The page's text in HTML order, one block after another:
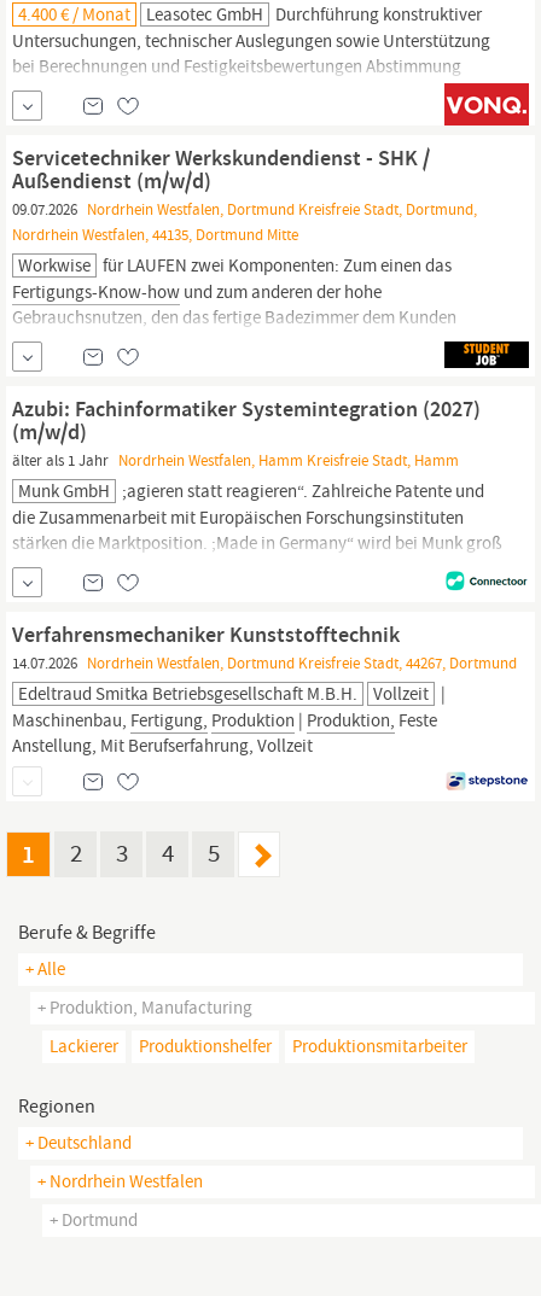
4.400 € / Monat Leasotec GmbH Durchführung konstruktiver
Untersuchungen, technischer Auslegungen sowie Unterstützung
bei Berechnungen und Festigkeitsbewertungen Abstimmung
technischer Lösungen mit internen Schnittstellen wie
Fertigung,
Einkauf, Projektleitung und Montage Selbstständige Betreuung
von Entwicklungsprojekten – von der Konzeptphase über die
Detaillierung bis zur...
Servicetechniker Werkskundendienst - SHK /
Außendienst (m/w/d)
09.07.2026 Nordrhein Westfalen, Dortmund Kreisfreie Stadt, Dortmund,
Nordrhein Westfalen, 44135, Dortmund Mitte
Workwise für LAUFEN zwei Komponenten: Zum einen das
Fertigungs-Know-how und zum anderen der hohe
Gebrauchsnutzen, den das fertige Badezimmer dem Kunden
vermittelt – oft erst auf den zweiten Blick. Als Schweizer
Unternehmen, das Produkte für den schonenden Umgang mit der
verpflichtet, die
Azubi: Fachinformatiker Systemintegration (2027)
(m/w/d)
älter als 1 Jahr Nordrhein Westfalen, Hamm Kreisfreie Stadt, Hamm
Munk GmbH ;agieren statt reagieren“. Zahlreiche Patente und
die Zusammenarbeit mit Europäischen Forschungsinstituten
stärken die Marktposition. ;Made in Germany“ wird bei Munk groß
geschrieben. Durch den Einsatz einer eigenen, starken
Entwicklungsabteilung, einer
Produktion
Verfahrensmechaniker Kunststofftechnik
14.07.2026 Nordrhein Westfalen, Dortmund Kreisfreie Stadt, 44267, Dortmund
Edeltraud Smitka Betriebsgesellschaft M.b.H. Vollzeit |
Maschinenbau, Fertigung, Produktion | Produktion, Feste
Anstellung, Mit Berufserfahrung, Vollzeit
1 2 3 4 5
Berufe & Begriffe
+ Alle
+ Produktion, Manufacturing
Lackierer
Produktionshelfer Produktionsmitarbeiter
Regionen
+ Deutschland
+ Nordrhein Westfalen
+ Dortmund